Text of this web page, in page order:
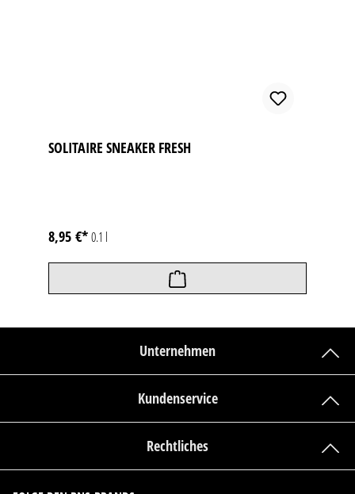
SOLITAIRE SNEAKER FRESH
8,95 €*0.1 l
Unternehmen
Kundenservice
Rechtliches